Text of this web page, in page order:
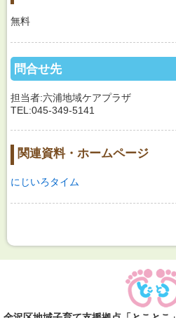
無料
問合せ先
担当者:六浦地域ケアプラザ
TEL:045-349-5141
関連資料・ホームページ
にじいろタイム